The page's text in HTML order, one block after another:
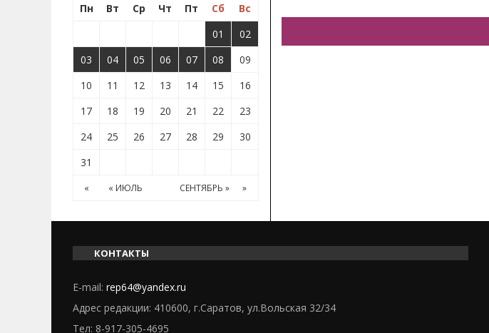
Пн
Вт Ср Чт Пт Сб
Вс
01
02
03
04 05 06 07 08
09
10
11 12 13 14 15
16
17
18 19 20 21 22
23
24
25 26 27 28 29
30
31
« « ИЮЛЬ СЕНТЯБРЬ » »
КОНТАКТЫ
E-mail: rep64@yandex.ru
Адрес редакции: 410600, г.Саратов, ул.Вольская 32/34
Тел: 8-917-305-4695